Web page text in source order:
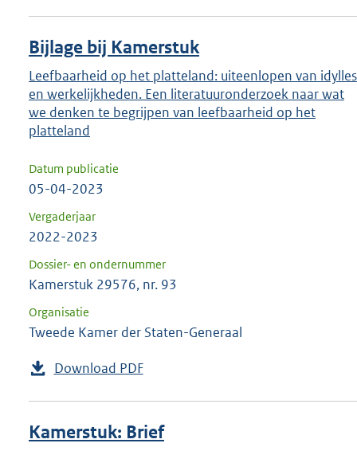
Bijlage bij Kamerstuk
Leefbaarheid op het platteland: uiteenlopen van idylles
en werkelijkheden. Een literatuuronderzoek naar wat
we denken te begrijpen van leefbaarheid op het
platteland
Datum publicatie
05-04-2023
Vergaderjaar
2022-2023
Dossier- en ondernummer
Kamerstuk 29576, nr. 93
Organisatie
Tweede Kamer der Staten-Generaal
Download PDF
Kamerstuk: Brief